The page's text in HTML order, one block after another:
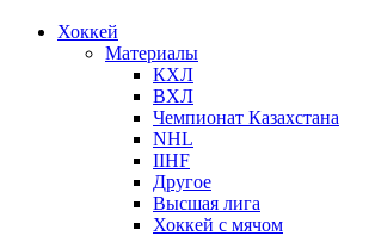
Хоккей
Материалы
КХЛ
ВХЛ
Чемпионат Казахстана
NHL
IIHF
Другое
Высшая лига
Хоккей с мячом